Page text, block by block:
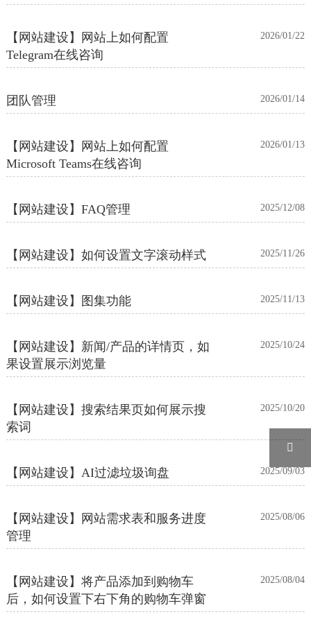
【网站建设】网站上如何配置
Telegram在线咨询
2026/01/22
团队管理 2026/01/14
【网站建设】网站上如何配置
Microsoft Teams在线咨询
2026/01/13
【网站建设】FAQ管理 2025/12/08
【网站建设】如何设置文字滚动样式 2025/11/26
【网站建设】图集功能 2025/11/13
【网站建设】新闻/产品的详情页，如
果设置展示浏览量
2025/10/24
【网站建设】搜索结果页如何展示搜
索词
2025/10/20
【网站建设】AI过滤垃圾询盘 2025/09/03
【网站建设】网站需求表和服务进度
管理
2025/08/06
【网站建设】将产品添加到购物车
后，如何设置下右下角的购物车弹窗
2025/08/04
